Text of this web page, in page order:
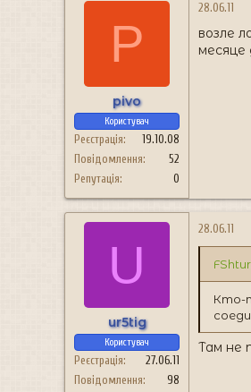
P
pivo
Користувач
Реєстрація
19.10.08
Повідомлення
52
Репутація
0
28.06.11
возле
U
ur5tig
Користувач
Реєстрація
27.06.11
Повідомлення
98
28.06.11
Кто-
Там не